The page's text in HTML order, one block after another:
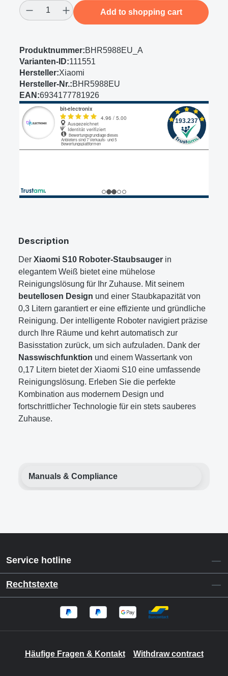
Product Quantity: Enter the desired
Add to shopping cart
Produktnummer:BHR5988EU_A
Varianten-ID:111551
Hersteller:Xiaomi
Hersteller-Nr.:BHR5988EU
EAN:6934177781926
Description
Der Xiaomi S10 Roboter-Staubsauger in
elegantem Weiß bietet eine mühelose
Reinigungslösung für Ihr Zuhause. Mit seinem
beutellosen Design und einer Staubkapazität von
0,3 Litern garantiert er eine effiziente und gründliche
Reinigung. Der intelligente Roboter navigiert präzise
durch Ihre Räume und kehrt automatisch zur
Basisstation zurück, um sich aufzuladen. Dank der
Nasswischfunktion und einem Wassertank von
0,17 Litern bietet der Xiaomi S10 eine umfassende
Reinigungslösung. Erleben Sie die perfekte
Kombination aus modernem Design und
fortschrittlicher Technologie für ein stets sauberes
Zuhause.
Manuals & Compliance
Service hotline
Rechtstexte
Häufige Fragen & Kontakt Withdraw contract